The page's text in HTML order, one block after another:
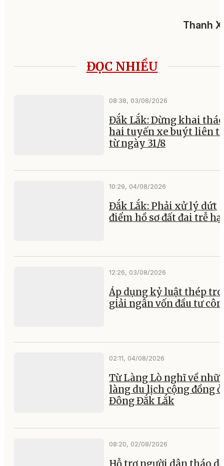
Thanh
ĐỌC NHIỀU
08:38, 03/08/2026
Đắk Lắk: Dừng khai thác
hai tuyến xe buýt liên
từ ngày 31/8
10:29, 04/08/2026
Đắk Lắk: Phải xử lý dứt
điểm hồ sơ đất đai trễ
12:26, 03/08/2026
Áp dụng kỷ luật thép
giải ngân vốn đầu tư
02:11, 04/08/2026
Từ Làng Lò nghĩ về
làng du lịch cộng đồng ở
Đông Đắk Lắk
08:20, 02/08/2026
Hỗ trợ người dân tháo